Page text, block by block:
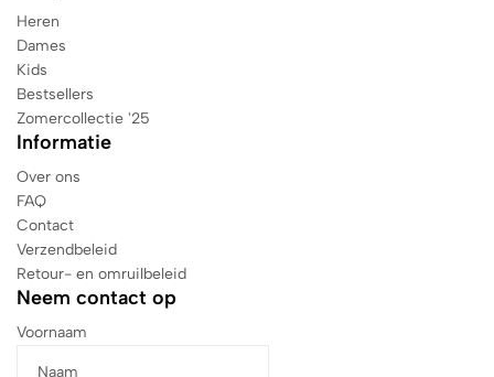
Heren
Dames
Kids
Bestsellers
Zomercollectie '25
Informatie
Over ons
FAQ
Contact
Verzendbeleid
Retour- en omruilbeleid
Neem contact op
Voornaam